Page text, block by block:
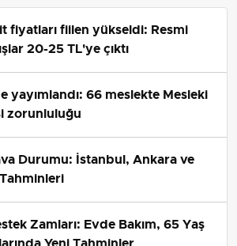
Güzel, katılımcıların bu etkinlik
anılar biriktireceğine hem de yeni
inandığını belirtti. Turnuvanın
3 gün boyunca birlikte tecrübe
düzenlediğimiz bu ilk uluslararası
potansiyelimizi görmemiz ve
eksik yaptığımızı değerlendirmemiz
da önemli.” dedi.
Tartar'ın Açıklamaları
Kemal Tartarda damanın
kültürel unsur haline geldiğini ifade